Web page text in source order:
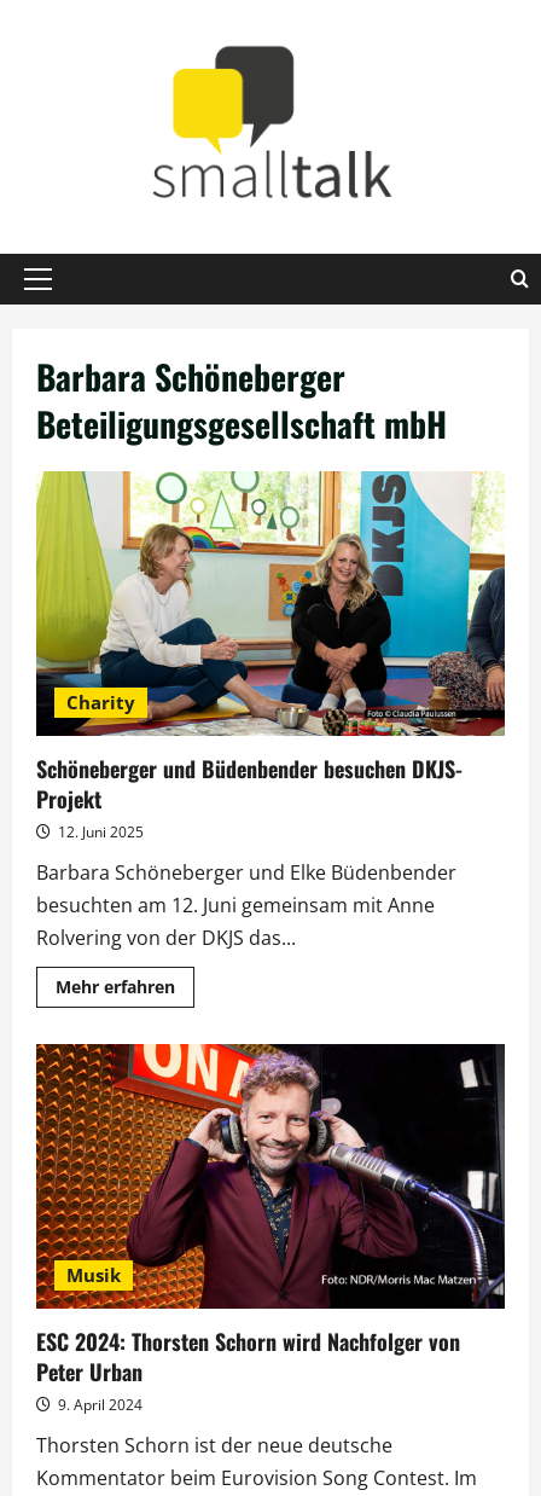
Primäres
Barbara Schöneberger
Beteiligungsgesellschaft mbH
Charity
Schöneberger und Büdenbender besuchen DKJS-
Projekt
12. Juni 2025
Barbara Schöneberger und Elke Büdenbender
besuchten am 12. Juni gemeinsam mit Anne
Rolvering von der DKJS das...
Mehr erfahrenMehr
Informationen
und
Büdenbender
besuchen
DKJS-
Projekt
Musik
ESC 2024: Thorsten Schorn wird Nachfolger von
Peter Urban
9. April 2024
Thorsten Schorn ist der neue deutsche
Kommentator beim Eurovision Song Contest. Im